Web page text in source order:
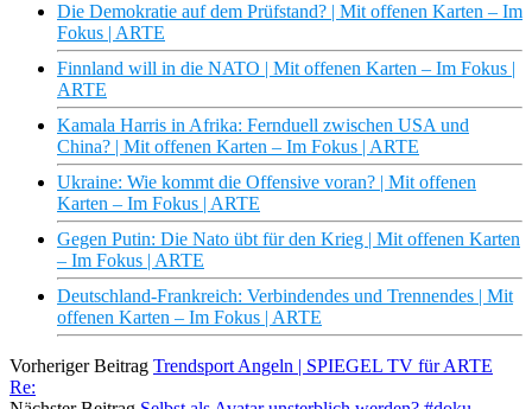
Die Demokratie auf dem Prüfstand? | Mit offenen Karten – Im
Fokus | ARTE
Finnland will in die NATO | Mit offenen Karten – Im Fokus |
ARTE
Kamala Harris in Afrika: Fernduell zwischen USA und
China? | Mit offenen Karten – Im Fokus | ARTE
Ukraine: Wie kommt die Offensive voran? | Mit offenen
Karten – Im Fokus | ARTE
Gegen Putin: Die Nato übt für den Krieg | Mit offenen Karten
– Im Fokus | ARTE
Deutschland-Frankreich: Verbindendes und Trennendes | Mit
offenen Karten – Im Fokus | ARTE
Vorheriger Beitrag Trendsport Angeln | SPIEGEL TV für ARTE
Re: